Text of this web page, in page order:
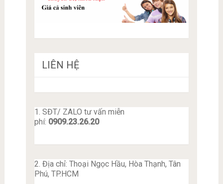
LIÊN HỆ
1. SĐT/ ZALO tư vấn miễn
phí: 0909.23.26.20
2. Địa chỉ: Thoại Ngọc Hầu, Hòa Thạnh, Tân
Phú, TP.HCM